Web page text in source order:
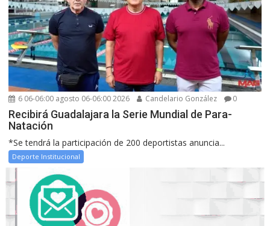
6 06-06:00 agosto 06-06:00 2026 Candelario González 0
Recibirá Guadalajara la Serie Mundial de Para-
Natación
*Se tendrá la participación de 200 deportistas anuncia...
Deporte Institucional